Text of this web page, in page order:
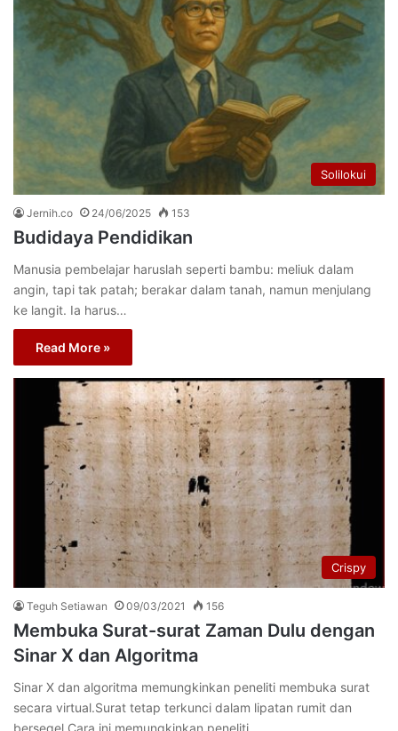
Solilokui
Jernih.co 24/06/2025 153
Budidaya Pendidikan
Manusia pembelajar haruslah seperti bambu: meliuk dalam
angin, tapi tak patah; berakar dalam tanah, namun menjulang
ke langit. Ia harus…
Read More »
Crispy
Teguh Setiawan 09/03/2021 156
Membuka Surat-surat Zaman Dulu dengan
Sinar X dan Algoritma
Sinar X dan algoritma memungkinkan peneliti membuka surat
secara virtual.Surat tetap terkunci dalam lipatan rumit dan
bersegel.Cara ini memungkinkan peneliti…